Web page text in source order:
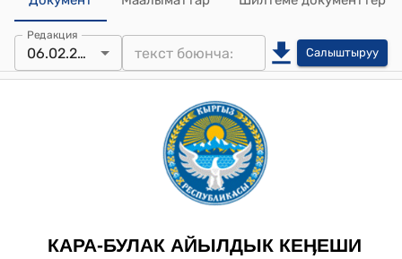
Редакция
06.02.2024 Салыштыруу